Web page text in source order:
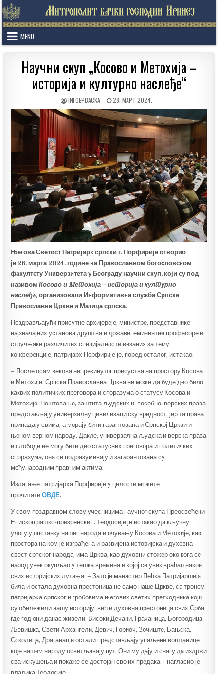
Skip
to
content
MENU
Научни скуп „Косово и Метохија –
историја и културно наслеђе“
AUTHOR:
INFOEPBACKA
PUBLISHED
DATE:
28. МАРТ 2024.
Његова Светост Патријарх српски г. Порфирије отворио
је 26. марта 2024. године на Православном богословском
факултету Универзитета у Београду научни скуп, који су под
називомКосово и Mетохија – историја и културно
наслеђe,организовали Информативна служба Српске
Православне Цркве и Матица српска.
Поздрављајући присутне архијереје, министре, представнике
најзначајних установа друштва и државе, еминентне професоре и
стручњаке различитих специјалности везаних за тему
конференције, патријарх Порфирије је, поред осталог, истакао:
– После осам векова непрекинутог присуства на простору Косова
и Метохије, Српска Православна Црква не може да буде део било
каквих политичких преговора и споразума о статусу Косова и
Метохије. Поштовање, заштита људских и, посебно, верских права
представљају универзалну цивилизацијску вредност, јер та права
припадају свима, а морају бити гарантована и Српској Цркви и
њеном верном народу. Дакле, универзална људска и верска права
и слободе не могу бити део статусних преговора и политичких
споразума, она се подразумевају и загарантована су
међународним правним актима.
Излагање патријарха Порфирије у целости можете
прочитатиОВДЕ.
У свом поздравном слову учесницима научног скупа Преосвећени
Епископ рашко-призренски г. Теодосије је истакао да кључну
улогу у опстанку нашег народа и очувању Косова и Метохије, као
простора на ком је изграђена и развијена историјска и духовна
свест српског народа, има Црква, као духовни стожер око кога се
народ увек окупљао у тешка времена и којој се увек враћао након
свих историјских лутања: – Зато је манастир Пећка Патријаршија
била и остала духовна престоница не само наше Цркве, са троном
патријарха српског и гробовима његових светих претходника који
су обележили нашу историју, већ и духовна престоница свих Срба
где год они данас живели. Високи Дечани, Грачаница, Богородица
Љевишка, Свети Архангели, Девич, Гориоч, Зочиште, Бањска,
Соколица, Драганац и остали представљају упаљене воштанице
које нашем народу осветљавају пут. Они му дају и снагу да издржи
сва искушења и покаже се достојан својих предака – нагласио је
владика Теодосије.